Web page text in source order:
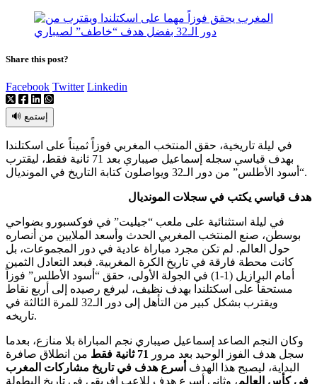
Share this post?
Facebook Twitter Linkedin
🔊 إستمع
في ليلة تاريخية، حقق المنتخب المغربي فوزاً ثميناً على اسكتلندا
بهدف قياسي سجله إسماعيل صيباري بعد 71 ثانية فقط، ليقترب
“أسود الأطلس” من دور الـ32 ويواصلون كتابة التاريخ في المونديال.
هدف قياسي يكتب في سجلات المونديال
في ليلة استثنائية على ملعب “جيليت” في فوكسبورو بضواحي
بوسطن، صنع المنتخب المغربي الحدث وأسعد الملايين من أنصاره
حول العالم. لم تكن مجرد مباراة عادية في دور المجموعات، بل
كانت محطة فارقة في تاريخ الكرة المغربية. فبعد التعادل الثمين
أمام البرازيل (1-1) في الجولة الأولى، حقق “أسود الأطلس” فوزاً
مستحقاً على اسكتلندا بهدف نظيف، ليرفع رصيده إلى أربع نقاط
ويقترب بشكل كبير من التأهل إلى دور الـ32 للمرة الثالثة في
تاريخه.
وكان النجم الصاعد إسماعيل صيباري نجم المباراة بلا منازع، بعدما
سجل هدف الفوز الوحيد بعد مرور
71 ثانية فقط
من انطلاق صافرة
البداية، ليصبح هذا الهدف أسرع هدف في تاريخ مشاركات المغرب
في كأس العالم، وثاني أسرع هدف للاعب إفريقي في تاريخ البطولة